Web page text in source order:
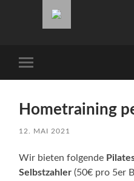
Menü
Hometraining
12. MAI 2021
Wir bieten folgende
Selbstzahler (50€ pro 5er